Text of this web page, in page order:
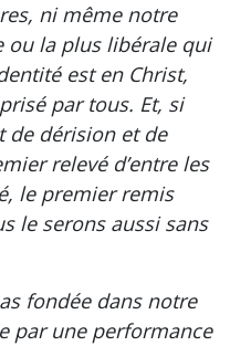
ni même notre
ou la plus libérale qui
est en Christ,
par tous. Et, si
de dérision et de
relevé d’entre les
le premier remis
le serons aussi sans
fondée dans notre
par une performance